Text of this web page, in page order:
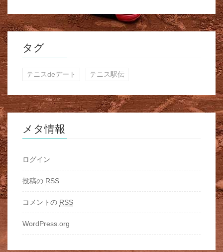
タグ
テニスdeデート テニス駅伝
メタ情報
ログイン
投稿の RSS
コメントの RSS
WordPress.org